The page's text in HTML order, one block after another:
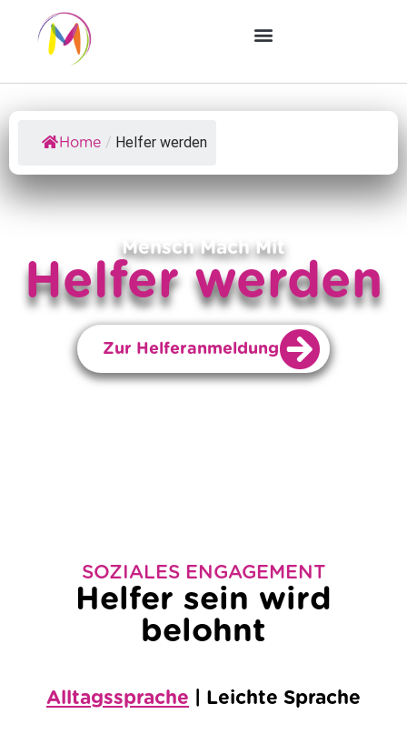
Home / Helfer werden
Mensch Mach Mit
Helfer werden
Zur Helferanmeldung
SOZIALES ENGAGEMENT
Helfer sein wird
belohnt
Alltagssprache Leichte Sprache